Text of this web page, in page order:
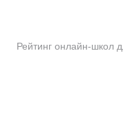
Рейтинг онлайн-школ